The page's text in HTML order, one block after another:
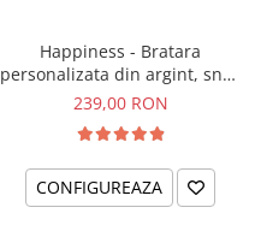
Happiness - Bratara
personalizata din argint, snur
dublu piele, simbol
239,00 RON
CONFIGUREAZA